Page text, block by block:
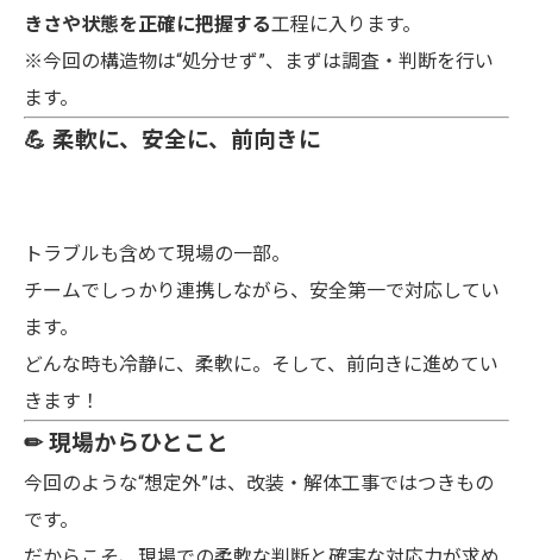
きさや状態を正確に把握する工程に入ります。
※今回の構造物は“処分せず”、まずは調査・判断を行い
ます。
💪 柔軟に、安全に、前向きに
トラブルも含めて現場の一部。
チームでしっかり連携しながら、安全第一で対応してい
ます。
どんな時も冷静に、柔軟に。そして、前向きに進めてい
きます！
✏ 現場からひとこと
今回のような“想定外”は、改装・解体工事ではつきもの
です。